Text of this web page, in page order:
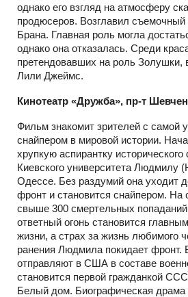
однако его взгляд на атмосферу
продюсеров. Возглавил съемочный
Брана. Главная роль могла
однако она отказалась. Среди
претендовавших на роль Золушки,
Лили Джеймс.
Кинотеатр «Дружба», пр-т
Фильм знакомит зрителей с самой
снайпером в мировой истории.
хрупкую аспирантку исторического
Киевского университета Людмилу
Одессе. Без раздумий она уходит
фронт и становится снайпером. На
свыше 300 смертельных
ответный огонь становится
жизни, а страх за жизнь любимого
ранения Людмила покидает фронт.
отправляют в США в составе
становится первой гражданкой
Белый дом. Биографическая